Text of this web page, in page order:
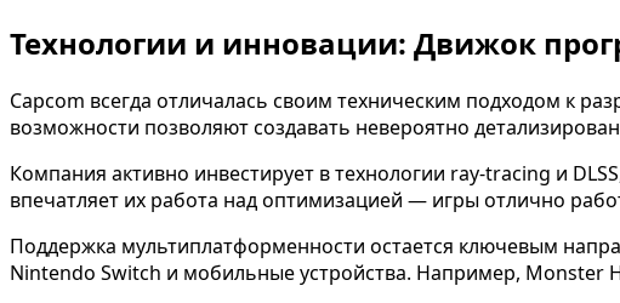
Технологии и инновации: Движок
Capcom всегда отличалась своим техническим подходом к
возможности позволяют создавать невероятно
Компания активно инвестирует в технологии ray-tracing и
впечатляет их работа над оптимизацией — игры отлично
Поддержка мультиплатформенности остается ключевым
Nintendo Switch и мобильные устройства. Например, Monster